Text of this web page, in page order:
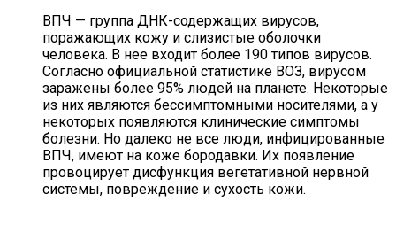
ВПЧ — группа ДНК-содержащих вирусов,
поражающих кожу и слизистые оболочки
человека. В нее входит более 190 типов вирусов.
Согласно официальной статистике ВОЗ, вирусом
заражены более 95% людей на планете. Некоторые
из них являются бессимптомными носителями, а у
некоторых появляются клинические симптомы
болезни. Но далеко не все люди, инфицированные
ВПЧ, имеют на коже бородавки. Их появление
провоцирует дисфункция вегетативной нервной
системы, повреждение и сухость кожи.